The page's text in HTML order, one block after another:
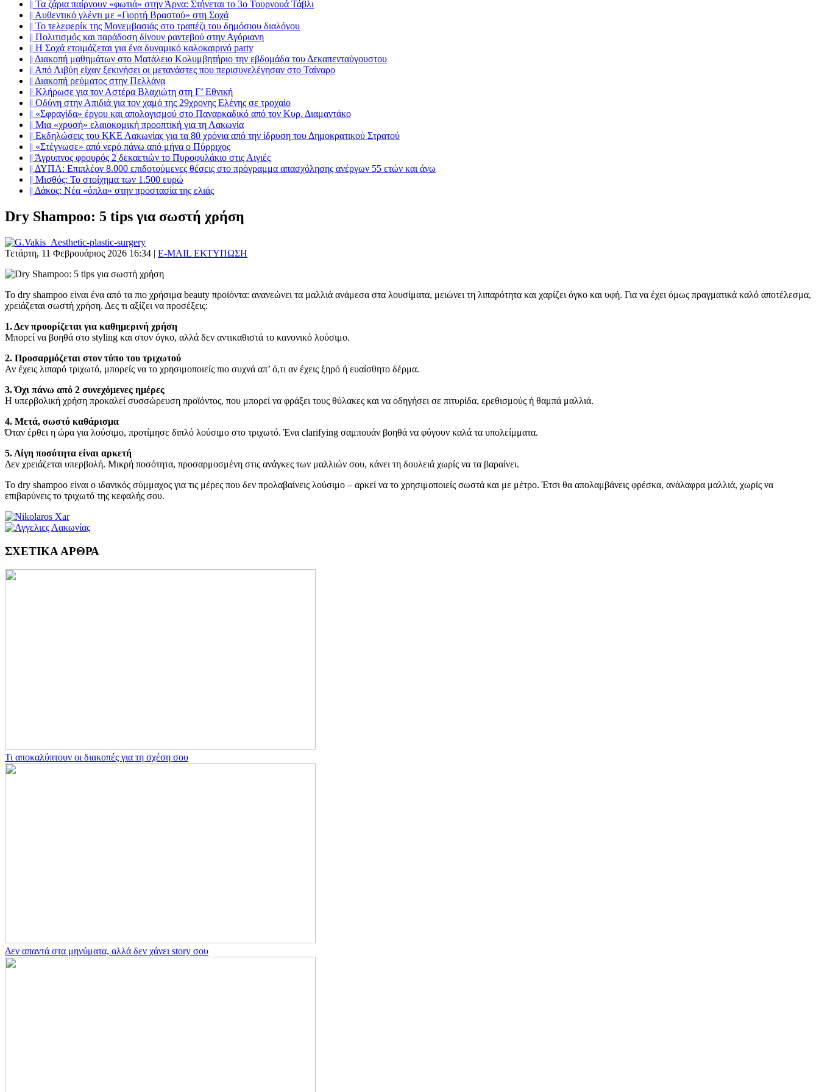
|| Τα ζάρια παίρνουν «φωτιά» στην Άρνα: Στήνεται το 3ο Τουρνουά Τάβλι
|| Αυθεντικό γλέντι με «Γιορτή Βραστού» στη Σοχά
|| Το τελεφερίκ της Μονεμβασιάς στο τραπέζι του δημόσιου διαλόγου
|| Πολιτισμός και παράδοση δίνουν ραντεβού στην Αγόριανη
|| Η Σοχά ετοιμάζεται για ένα δυναμικό καλοκαιρινό party
|| Διακοπή μαθημάτων στο Ματάλειο Κολυμβητήριο την εβδομάδα του Δεκαπενταύγουστου
|| Από Λιβύη είχαν ξεκινήσει οι μετανάστες που περισυνελέγησαν στο Ταίναρο
|| Διακοπή ρεύματος στην Πελλάνα
|| Κλήρωσε για τον Αστέρα Βλαχιώτη στη Γ’ Εθνική
|| Οδύνη στην Απιδιά για τον χαμό της 29χρονης Ελένης σε τροχαίο
|| «Σφραγίδα» έργου και απολογισμού στο Παναρκαδικό από τον Κυρ. Διαμαντάκο
|| Μια «χρυσή» ελαιοκομική προοπτική για τη Λακωνία
|| Εκδηλώσεις του ΚΚΕ Λακωνίας για τα 80 χρόνια από την ίδρυση του Δημοκρατικού Στρατού
|| «Στέγνωσε» από νερό πάνω από μήνα ο Πύρριχος
|| Άγρυπνος φρουρός 2 δεκαετιών το Πυροφυλάκιο στις Αιγιές
|| ΔΥΠΑ: Επιπλέον 8.000 επιδοτούμενες θέσεις στο πρόγραμμα απασχόλησης ανέργων 55 ετών και άνω
|| Μισθός: Το στοίχημα των 1.500 ευρώ
|| Δάκος: Νέα «όπλα» στην προστασία της ελιάς
Dry Shampoo: 5 tips για σωστή χρήση
Τετάρτη, 11 Φεβρουάριος 2026 16:34 | E-MAIL ΕΚΤΥΠΩΣΗ
Το dry shampoo είναι ένα από τα πιο χρήσιμα beauty προϊόντα: ανανεώνει τα μαλλιά ανάμεσα στα λουσίματα, μειώνει τη λιπαρότητα και χαρίζει όγκο και υφή. Για να έχει όμως πραγματικά καλό αποτέλεσμα,
χρειάζεται σωστή χρήση. Δες τι αξίζει να προσέξεις:
1. Δεν προορίζεται για καθημερινή χρήση
Μπορεί να βοηθά στο styling και στον όγκο, αλλά δεν αντικαθιστά το κανονικό λούσιμο.
2. Προσαρμόζεται στον τύπο του τριχωτού
Αν έχεις λιπαρό τριχωτό, μπορείς να το χρησιμοποιείς πιο συχνά απ’ ό,τι αν έχεις ξηρό ή ευαίσθητο δέρμα.
3. Όχι πάνω από 2 συνεχόμενες ημέρες
Η υπερβολική χρήση προκαλεί συσσώρευση προϊόντος, που μπορεί να φράξει τους θύλακες και να οδηγήσει σε πιτυρίδα, ερεθισμούς ή θαμπά μαλλιά.
4. Μετά, σωστό καθάρισμα
Όταν έρθει η ώρα για λούσιμο, προτίμησε διπλό λούσιμο στο τριχωτό. Ένα clarifying σαμπουάν βοηθά να φύγουν καλά τα υπολείμματα.
5. Λίγη ποσότητα είναι αρκετή
Δεν χρειάζεται υπερβολή. Μικρή ποσότητα, προσαρμοσμένη στις ανάγκες των μαλλιών σου, κάνει τη δουλειά χωρίς να τα βαραίνει.
Το dry shampoo είναι ο ιδανικός σύμμαχος για τις μέρες που δεν προλαβαίνεις λούσιμο – αρκεί να το χρησιμοποιείς σωστά και με μέτρο. Έτσι θα απολαμβάνεις φρέσκα, ανάλαφρα μαλλιά, χωρίς να
επιβαρύνεις το τριχωτό της κεφαλής σου.
ΣΧΕΤΙΚΑ ΑΡΘΡΑ
Τι αποκαλύπτουν οι διακοπές για τη σχέση σου
Δεν απαντά στα μηνύματα, αλλά δεν χάνει story σου